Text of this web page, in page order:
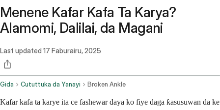
Menene Kafar Kafa Ta Karya?
Alamomi, Dalilai, da Magani
Last updated 17 Faburairu, 2025
Gida Cututtuka da Yanayi Broken Ankle
Kafar kafa ta karye ita ce fashewar daya ko fiye daga ƙasusuwan da ke